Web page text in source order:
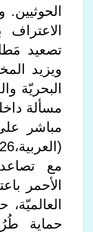
تصعيد
ويزيد
البحريّة
مسألة
مباشر
مع
الأحمر
حماية